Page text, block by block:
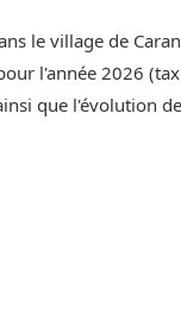
le village de
l'année 2026
que l'évolution